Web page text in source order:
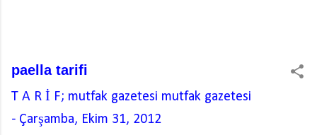
paella tarifi
T A R İ F; mutfak gazetesi mutfak gazetesi
- Çarşamba, Ekim 31, 2012